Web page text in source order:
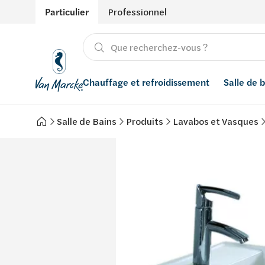
Particulier Professionnel
Chauffage et refroidissement
Chauffage
Salle de
Produits
Énergies renouvelables
Adoucisseurs d’eau
Salle de Bains Produits Lavabos et Vasques